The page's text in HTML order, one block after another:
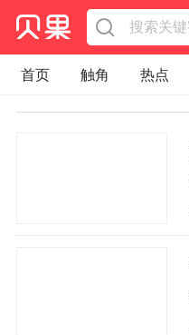
首页 触角 热点